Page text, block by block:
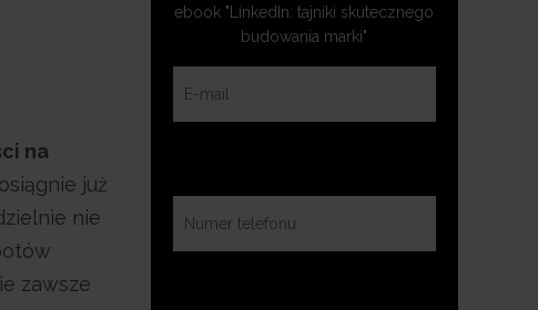
na
już
nie
zawsze
ebook "LinkedIn: tajniki skutecznego
budowania marki"